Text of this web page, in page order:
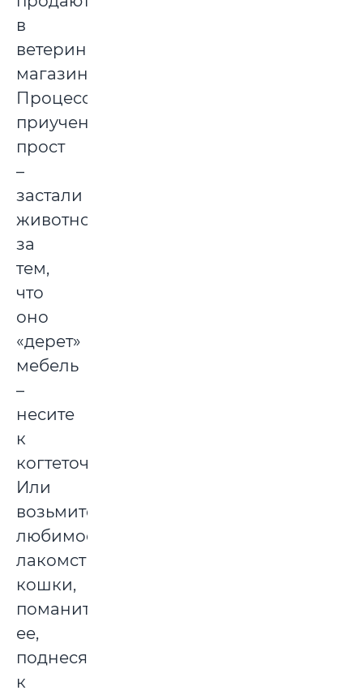
в
ветеринарных
магазинах.
Процесс
приучения
прост
–
застали
животное
за
тем,
что
оно
«дерет»
мебель
–
несите
к
когтеточке.
Или
возьмите
любимое
лакомство
кошки,
поманите
ее,
поднеся
к